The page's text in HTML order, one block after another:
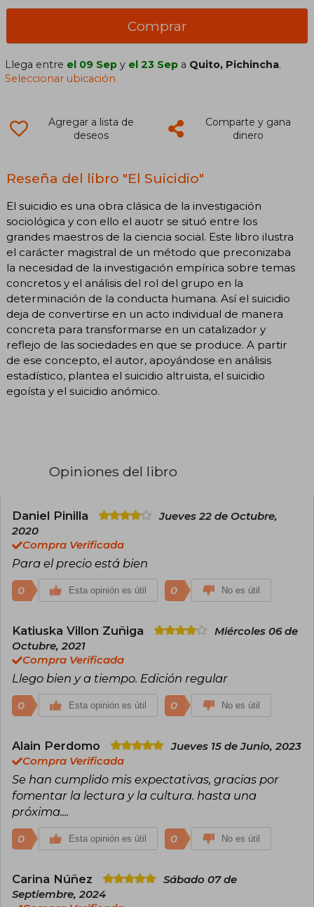
Comprar
Llega entre el 09 Sep y el 23 Sep a Quito, Pichincha.
Seleccionar ubicación
Agregar a lista de
deseos
Comparte y gana
dinero
Reseña del libro "El Suicidio"
El suicidio es una obra clásica de la investigación
sociológica y con ello el auotr se situó entre los
grandes maestros de la ciencia social. Este libro ilustra
el carácter magistral de un método que preconizaba
la necesidad de la investigación empírica sobre temas
concretos y el análisis del rol del grupo en la
determinación de la conducta humana. Así el suicidio
deja de convertirse en un acto individual de manera
concreta para transformarse en un catalizador y
reflejo de las sociedades en que se produce. A partir
de ese concepto, el autor, apoyándose en análisis
estadístico, plantea el suicidio altruista, el suicidio
egoísta y el suicidio anómico.
Opiniones del libro
Daniel Pinilla
Jueves 22 de Octubre,
2020
Compra Verificada
Para el precio está bien
0 Esta opinión es útil 0 No es útil
Katiuska Villon Zuñiga
Miércoles 06 de
Octubre, 2021
Compra Verificada
Llego bien y a tiempo. Edición regular
0 Esta opinión es útil 0 No es útil
Alain Perdomo
Jueves 15 de Junio, 2023
Compra Verificada
Se han cumplido mis expectativas, gracias por
fomentar la lectura y la cultura. hasta una
próxima....
0 Esta opinión es útil 0 No es útil
Carina Núñez
Sábado 07 de
Septiembre, 2024